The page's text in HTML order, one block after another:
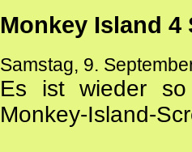
Monkey Island
Samstag, 9.
Es ist wieder
Monkey-Island-